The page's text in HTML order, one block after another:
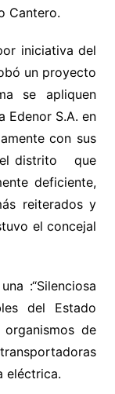
Cantero.
iniciativa del
un proyecto
se apliquen
Edenor S.A. en
con sus
distrito que
deficiente,
reiterados y
el concejal
:“Silenciosa
del Estado
de
eléctrica.